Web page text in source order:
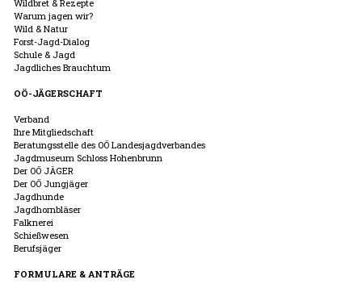
Wildbret & Rezepte
Warum jagen wir?
Wild & Natur
Forst-Jagd-Dialog
Schule & Jagd
Jagdliches Brauchtum
OÖ-JÄGERSCHAFT
Verband
Ihre Mitgliedschaft
Beratungsstelle des OÖ Landesjagdverbandes
Jagdmuseum Schloss Hohenbrunn
Der OÖ JÄGER
Der OÖ Jungjäger
Jagdhunde
Jagdhornbläser
Falknerei
Schießwesen
Berufsjäger
FORMULARE & ANTRÄGE